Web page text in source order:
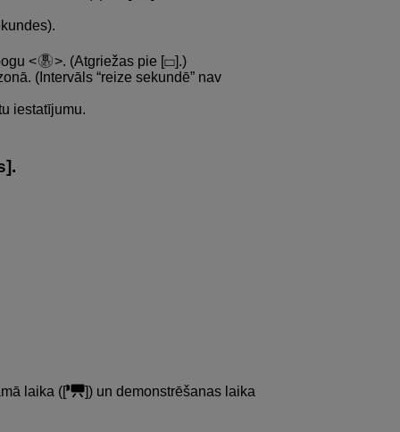
. (Atgriežas pie [
].)
(Intervāls “reize sekundē” nav
iestatījumu.
].
laika ([
]) un demonstrēšanas laika